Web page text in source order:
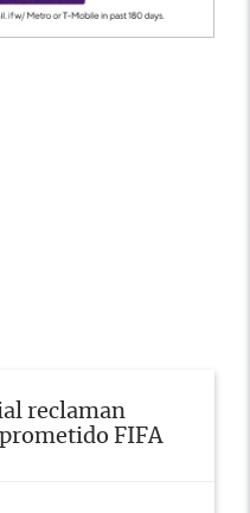
reclaman
FIFA